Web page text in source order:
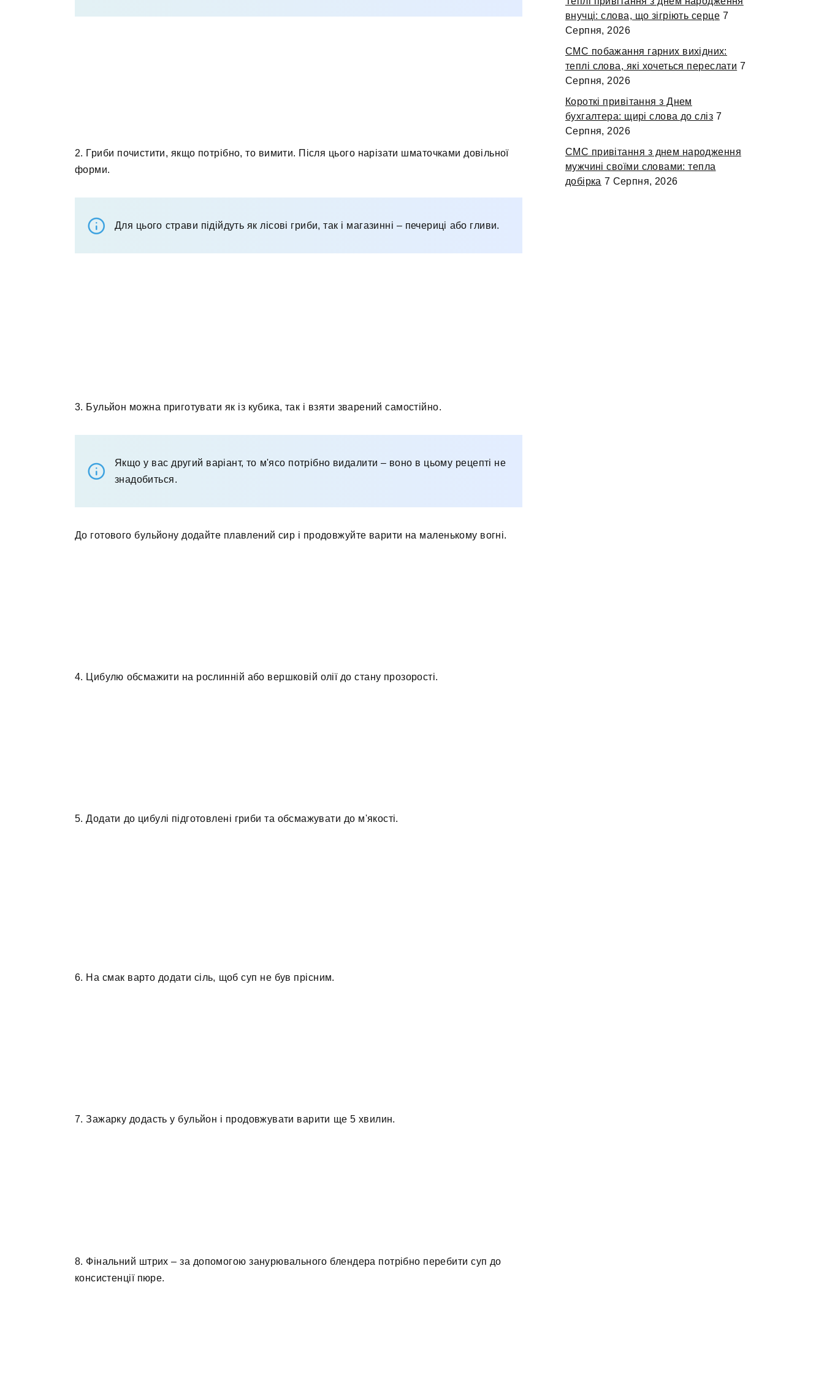
2. Гриби почистити, якщо потрібно, то вимити. Після цього нарізати шматочками довільної
форми.
Для цього страви підійдуть як лісові гриби, так і магазинні – печериці або гливи.
3. Бульйон можна приготувати як із кубика, так і взяти зварений самостійно.
Якщо у вас другий варіант, то м'ясо потрібно видалити – воно в цьому рецепті не
знадобиться.
До готового бульйону додайте плавлений сир і продовжуйте варити на маленькому вогні.
4. Цибулю обсмажити на рослинній або вершковій олії до стану прозорості.
5. Додати до цибулі підготовлені гриби та обсмажувати до м'якості.
6. На смак варто додати сіль, щоб суп не був прісним.
7. Зажарку додасть у бульйон і продовжувати варити ще 5 хвилин.
8. Фінальний штрих – за допомогою занурювального блендера потрібно перебити суп до
консистенції пюре.
внучці: слова, що зігріють серце 7
Серпня, 2026
СМС побажання гарних вихідних:
теплі слова, які хочеться переслати 7
Серпня, 2026
Короткі привітання з Днем
бухгалтера: щирі слова до сліз 7
Серпня, 2026
СМС привітання з днем народження
мужчині своїми словами: тепла
добірка 7 Серпня, 2026